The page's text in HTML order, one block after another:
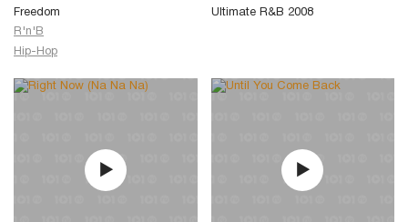
Freedom
R'n'B
Hip-Hop
Ultimate R&B 2008